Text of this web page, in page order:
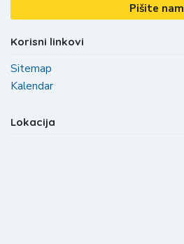
Pišite nam
Korisni linkovi
Sitemap
Kalendar
Lokacija